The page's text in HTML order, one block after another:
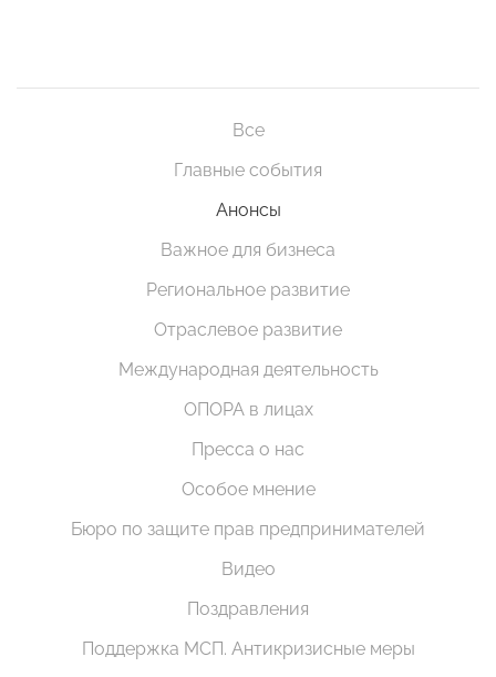
Все
Главные события
Анонсы
Важное для бизнеса
Региональное развитие
Отраслевое развитие
Международная деятельность
ОПОРА в лицах
Пресса о нас
Особое мнение
Бюро по защите прав предпринимателей
Видео
Поздравления
Поддержка МСП. Антикризисные меры